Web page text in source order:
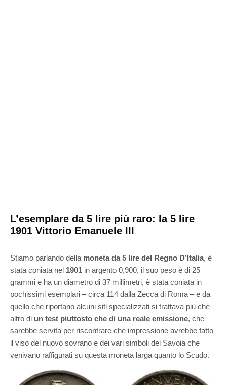
L’esemplare da 5 lire più raro: la 5 lire
1901 Vittorio Emanuele III
Stiamo parlando della moneta da 5 lire del Regno D’Italia, è
stata coniata nel 1901 in argento 0,900, il suo peso è di 25
grammi e ha un diametro di 37 millimetri, è stata coniata in
pochissimi esemplari – circa 114 dalla Zecca di Roma – e da
quello che riportano alcuni siti specializzati si trattava più che
altro di un test piuttosto che di una reale emissione, che
sarebbe servita per riscontrare che impressione avrebbe fatto
il viso del nuovo sovrano e dei vari simboli dei Savoia che
venivano raffigurati su questa moneta larga quanto lo Scudo.